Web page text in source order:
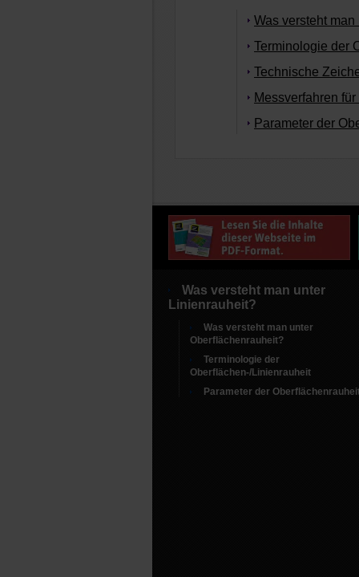
Was versteht
Terminologie der
Technische
Messverfahren
Parameter der
Was versteht man unter
Linienrauheit?
Was versteht man unter
Oberflächenrauheit?
Terminologie der
Oberflächen-/Linienrauheit
Parameter der